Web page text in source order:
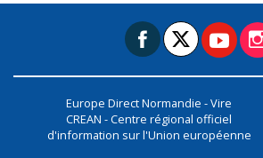
Europe Direct Normandie - Vire
CREAN - Centre régional officiel
d'information sur l'Union européenne